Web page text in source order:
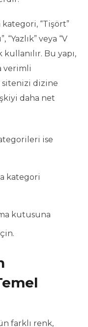
“Tişört”
veya “V
Bu yapı,
verimli
sitenizi dizine
daha net
ise
kategori
kutusuna
farklı renk,